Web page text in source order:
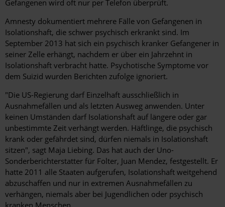
Gefangenen wird oft nur per Telefon überprüft.
Amnesty dokumentiert mehrere Fälle von Gefangenen in
Isolationshaft, die schwer psychisch erkrankt sind. Im
September 2013 hat sich ein psychisch kranker Gefangener in
seiner Zelle erhängt, nachdem er über ein Jahrzehnt in
Isolationshaft verbracht hatte. Psychotische Symptome vor
dem Suizid wurden Berichten zufolge ignoriert.
"Die US-Regierung darf Einzelhaft ausschließlich in
Ausnahmefällen und als letzten Ausweg anwenden. Unter
keinen Umständen darf Isolationshaft auf längere oder gar
unbestimmte Zeit verhängt werden. Häftlinge, die psychisch
krank oder gefährdet sind, dürfen niemals in Isolationshaft
sitzen", sagt Maja Liebing. Das hat auch der Uno-
Sonderberichterstatter für Folter, Juan Mendez, festgestellt. Er
hatte 2011 alle Staaten aufgerufen, Isolationshaft weitgehend
abzuschaffen und nur in extremen Ausnahmefällen zu
verhängen, niemals aber bei Jugendlichen oder psychisch
kranken Menschen.